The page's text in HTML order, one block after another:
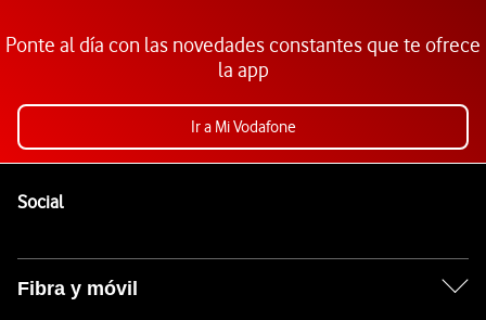
Ponte al día con las novedades constantes que te ofrece
la app
Ir a Mi Vodafone
SocialEnlaces a las redes sociales de Vodafone
Fibra y móvil